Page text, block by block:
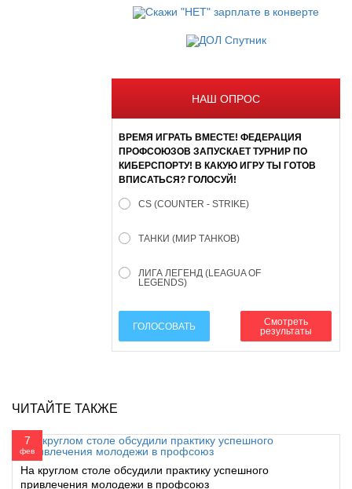
НАШ ОПРОС
ВРЕМЯ ИГРАТЬ ВМЕСТЕ! ФЕДЕРАЦИЯ
ПРОФСОЮЗОВ ЗАПУСКАЕТ ТУРНИР ПО
КИБЕРСПОРТУ! В КАКУЮ ИГРУ ТЫ ГОТОВ
ВПИСАТЬСЯ? ГОЛОСУЙ!
CS (COUNTER - STRIKE)
ТАНКИ (МИР ТАНКОВ)
ЛИГА ЛЕГЕНД (LEAGUA OF
LEGENDS)
ГОЛОСОВАТЬ
Смотреть
результаты
ЧИТАЙТЕ ТАКЖЕ
7
фев
На круглом столе обсудили практику успешного
привлечения молодежи в профсоюз